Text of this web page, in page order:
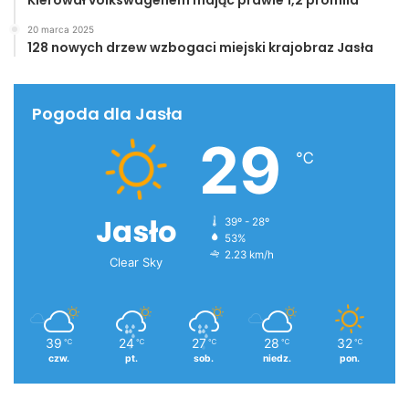
20 marca 2025
128 nowych drzew wzbogaci miejski krajobraz Jasła
Pogoda dla Jasła
Jasło
Clear Sky
29 ℃
39º - 28º
53%
2.23 km/h
39 ℃
czw.
24 ℃
pt.
27 ℃
sob.
28 ℃
niedz.
32 ℃
pon.